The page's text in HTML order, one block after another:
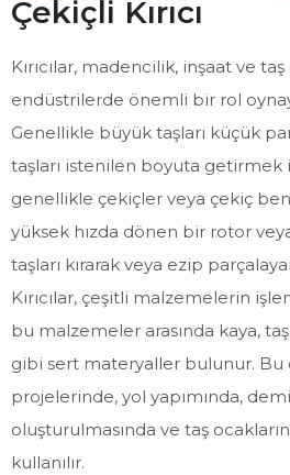
Çekiçli Kırıcı
Kırıcılar, madencilik, inşaat ve
endüstrilerde önemli bir rol
Genellikle büyük taşları küçük
taşları istenilen boyuta getirmek
genellikle çekiçler veya çekiç
yüksek hızda dönen bir rotor
taşları kırarak veya ezip
Kırıcılar, çeşitli malzemelerin
bu malzemeler arasında kaya,
gibi sert materyaller bulunur. Bu
projelerinde, yol yapımında,
oluşturulmasında ve taş
kullanılır.